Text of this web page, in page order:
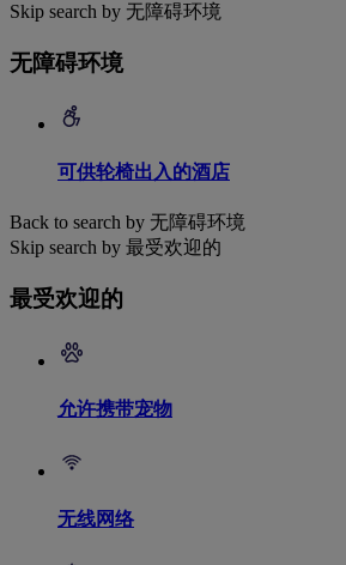
Skip search by 无障碍环境
无障碍环境
可供轮椅出入的酒店
Back to search by 无障碍环境
Skip search by 最受欢迎的
最受欢迎的
允许携带宠物
无线网络